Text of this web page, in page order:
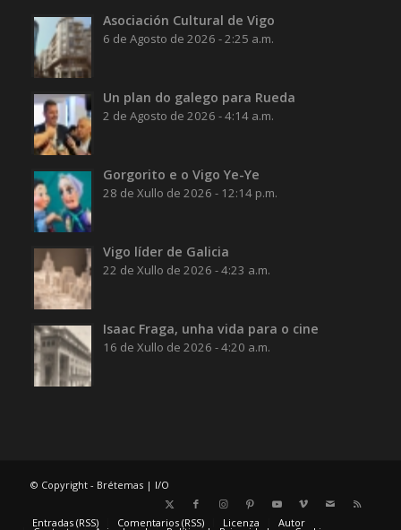
Asociación Cultural de Vigo
6 de Agosto de 2026 - 2:25 a.m.
Un plan do galego para Rueda
2 de Agosto de 2026 - 4:14 a.m.
Gorgorito e o Vigo Ye-Ye
28 de Xullo de 2026 - 12:14 p.m.
Vigo líder de Galicia
22 de Xullo de 2026 - 4:23 a.m.
Isaac Fraga, unha vida para o cine
16 de Xullo de 2026 - 4:20 a.m.
© Copyright - Brétemas | I/O
Entradas (RSS) Comentarios (RSS) Licenza Autor